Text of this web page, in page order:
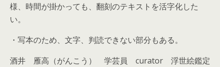
様、時間が掛かっても、翻刻のテキストを活字化した
い。
・写本のため、文字、判読できない部分もある。
酒井 雁高（がんこう） 学芸員 curator 浮世絵鑑定